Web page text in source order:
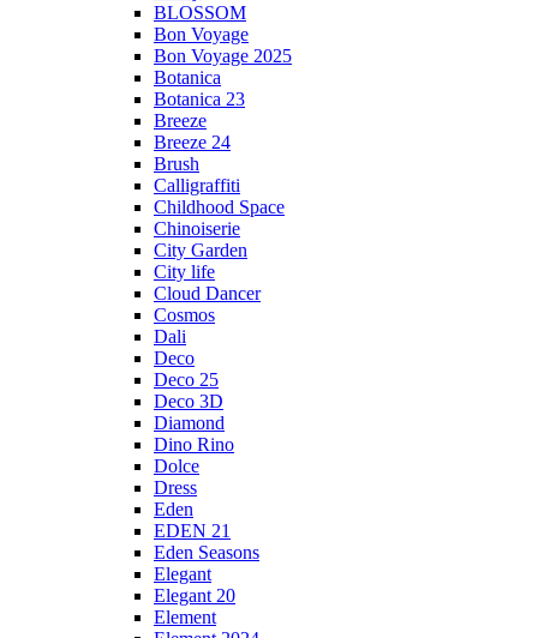
BLOSSOM
Bon Voyage
Bon Voyage 2025
Botanica
Botanica 23
Breeze
Breeze 24
Brush
Calligraffiti
Childhood Space
Chinoiserie
City Garden
City life
Cloud Dancer
Cosmos
Dali
Deco
Deco 25
Deco 3D
Diamond
Dino Rino
Dolce
Dress
Eden
EDEN 21
Eden Seasons
Elegant
Elegant 20
Element